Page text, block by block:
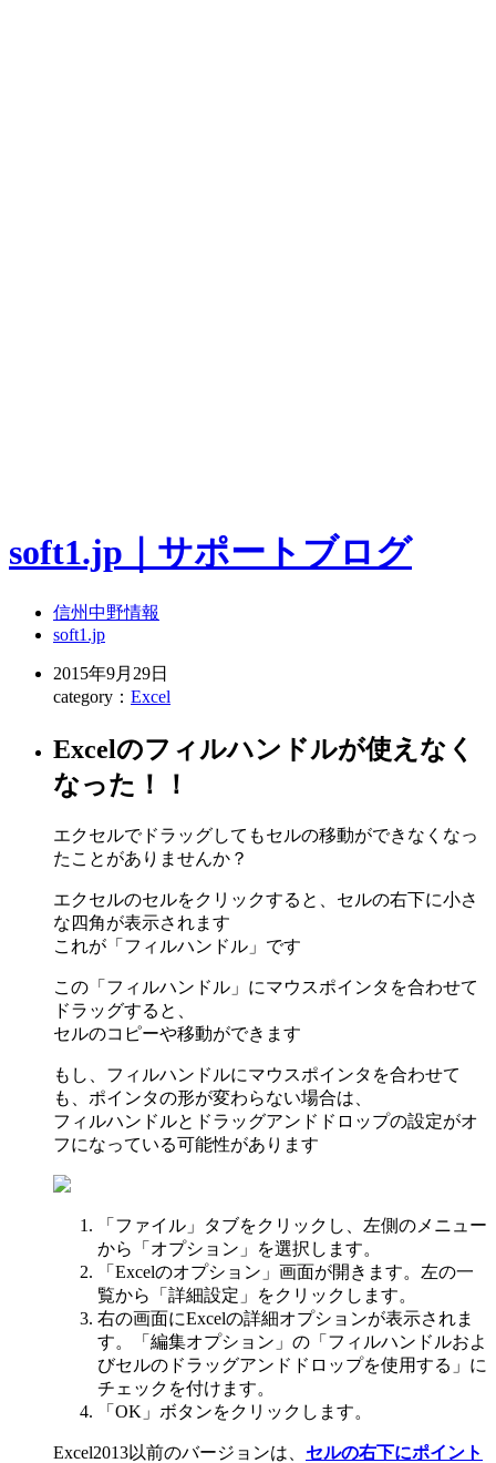
soft1.jp｜サポートブログ
信州中野情報
soft1.jp
2015年9月29日
category： Excel
Excelのフィルハンドルが使えなく
なった！！
エクセルでドラッグしてもセルの移動ができなくなっ
たことがありませんか？
エクセルのセルをクリックすると、セルの右下に小さ
な四角が表示されます
これが「フィルハンドル」です
この「フィルハンドル」にマウスポインタを合わせて
ドラッグすると、
セルのコピーや移動ができます
もし、フィルハンドルにマウスポインタを合わせて
も、ポインタの形が変わらない場合は、
フィルハンドルとドラッグアンドドロップの設定がオ
フになっている可能性があります
「ファイル」タブをクリックし、左側のメニュー
から「オプション」を選択します。
「Excelのオプション」画面が開きます。左の一
覧から「詳細設定」をクリックします。
右の画面にExcelの詳細オプションが表示されま
す。「編集オプション」の「フィルハンドルおよ
びセルのドラッグアンドドロップを使用する」に
チェックを付けます。
「OK」ボタンをクリックします。
Excel2013以前のバージョンは、 セルの右下にポイント